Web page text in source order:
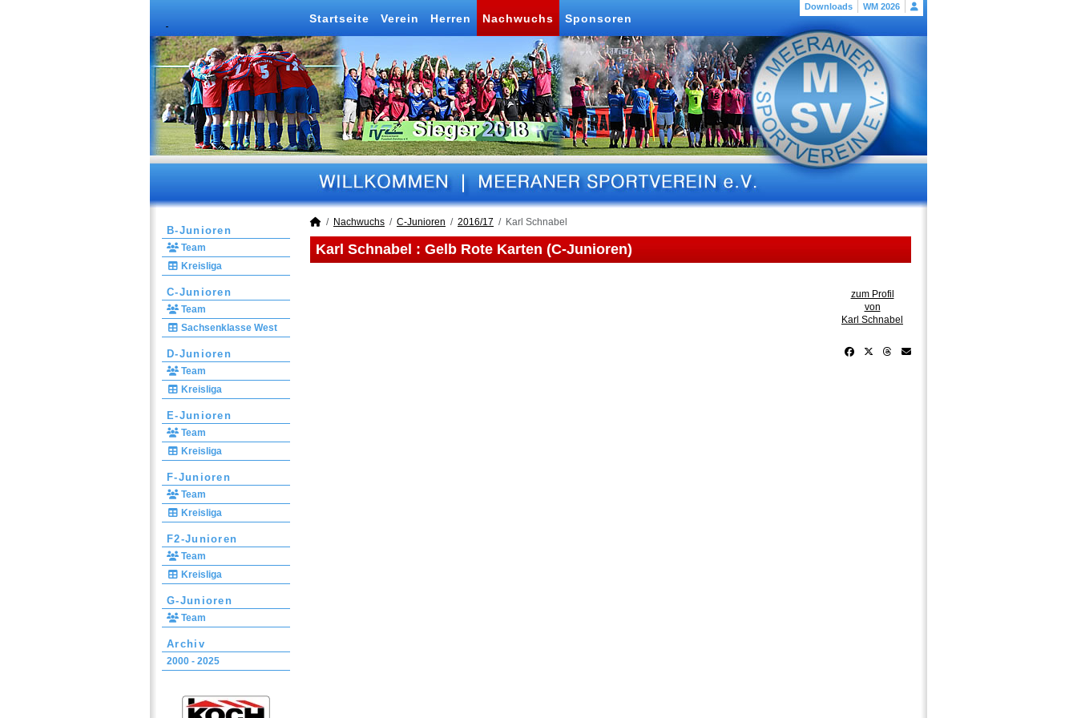
Downloads WM 2026
Startseite Verein Herren Nachwuchs Sponsoren
B-Junioren
Team
Kreisliga
C-Junioren
Team
Sachsenklasse West
D-Junioren
Team
Kreisliga
E-Junioren
Team
Kreisliga
F-Junioren
Team
Kreisliga
F2-Junioren
Team
Kreisliga
G-Junioren
Team
Archiv
2000 - 2025
Nachwuchs C-Junioren 2016/17 Karl Schnabel
Karl Schnabel : Gelb Rote Karten (C-Junioren)
zum Profil
von
Karl Schnabel